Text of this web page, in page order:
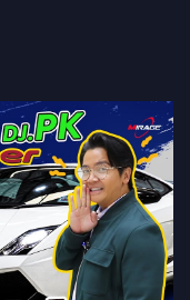
รต่อการชาร์จเต็ม
ค่าแรง ค่าอะไหล่ 8
ฉุกเฉิน 24 ชั่วโมง 8 ปี
ปี หรือ 160,000 กม.
ลังหักเงินสนับสนุน
ATTO 3 ใหม่ เคาะ